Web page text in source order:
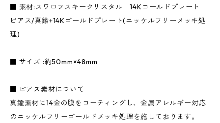
■ 素材:スワロフスキークリスタル 14Kコールドプレート
ピアス/真鍮+14Kゴールドプレート(ニッケルフリーメッキ処
理)
■ サイズ :約50mm×48mm
■ ピアス素材について
真鍮素材に14金の膜をコーティングし、金属アレルギー対応
のニッケルフリーゴールドメッキ処理を施しております。